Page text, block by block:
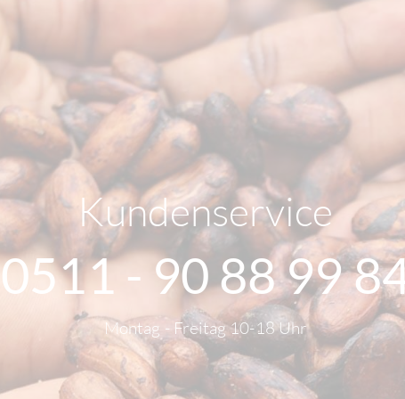
Kundenservice
0511 - 90 88 99
Montag - Freitag 10-18 Uhr